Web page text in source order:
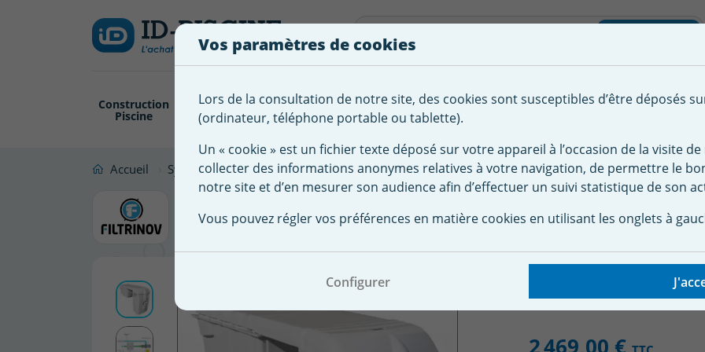
Construction
Piscine
Revêtement
Piscine
Pompe
Filtration
Traitement de
l'eau
Robot
Piscine
Chauffage & Couverture Autour de la
Accueil Système Filtration Piscine Groupe de filtration piscine Blocs de filtration hors bord Bloc
Bloc filtrant Filtrinov MX18
Vos paramètres de cookies
Lors de la consultation de notre site, des cookies sont susceptibles d’être déposés
(ordinateur, téléphone portable ou tablette).
Un « cookie » est un fichier texte déposé sur votre appareil à l’occasion de la visite
collecter des informations anonymes relatives à votre navigation, de permettre le
notre site et d’en mesurer son audience afin d’effectuer un suivi statistique de son
Vous pouvez régler vos préférences en matière cookies en utilisant les onglets à
Configurer